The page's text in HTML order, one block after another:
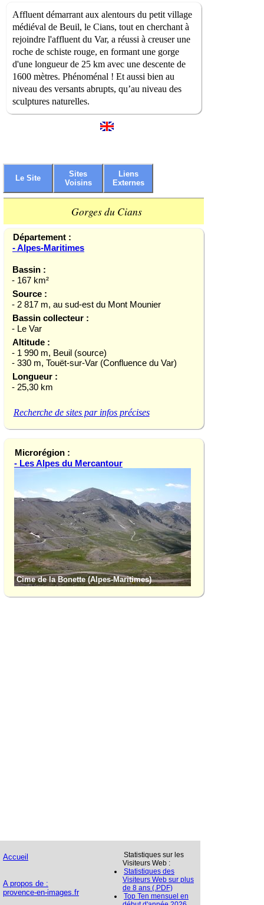
Affluent démarrant aux alentours du petit village
médiéval de Beuil, le Cians, tout en cherchant à
rejoindre l'affluent du Var, a réussi à creuser une
roche de schiste rouge, en formant une gorge
d'une longueur de 25 km avec une descente de
1600 mètres. Phénoménal ! Et aussi bien au
niveau des versants abrupts, qu’au niveau des
sculptures naturelles.
Le Site
Sites
Voisins
Liens
Externes
Gorges du Cians
Département :
- Alpes-Maritimes
Bassin :
- 167 km²
Source :
- 2 817 m, au sud-est du Mont Mounier
Bassin collecteur :
- Le Var
Altitude :
- 1 990 m, Beuil (source)
- 330 m, Touët-sur-Var (Confluence du Var)
Longueur :
- 25,30 km
Recherche de sites par infos précises
Microrégion :
- Les Alpes du Mercantour
Cime de la Bonette (Alpes-Maritimes)
Accueil
A propos de :
provence-en-images.fr
Statistiques sur les
Visiteurs Web :
Statistiques des
Visiteurs Web sur plus
de 8 ans (.PDF)
Top Ten mensuel en